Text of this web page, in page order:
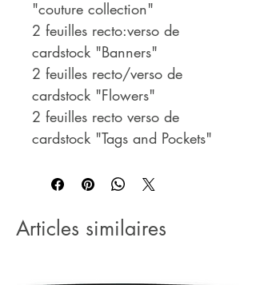
"couture collection"
2 feuilles recto:verso de
cardstock "Banners"
2 feuilles recto/verso de
cardstock "Flowers"
2 feuilles recto verso de
cardstock "Tags and Pockets"
Articles similaires